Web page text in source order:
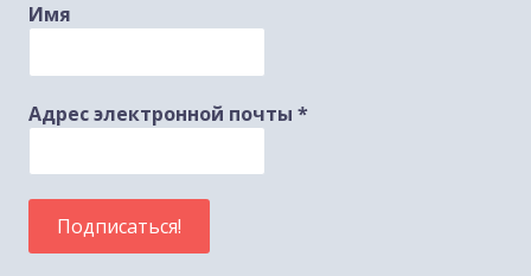
Имя
Адрес электронной почты *